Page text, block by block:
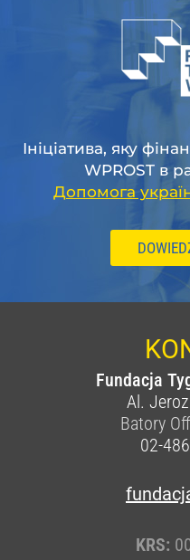
Ініціатива, яку
WPROST в
Допомога
Fundacja
Al.
Batory
02-486
KRS: